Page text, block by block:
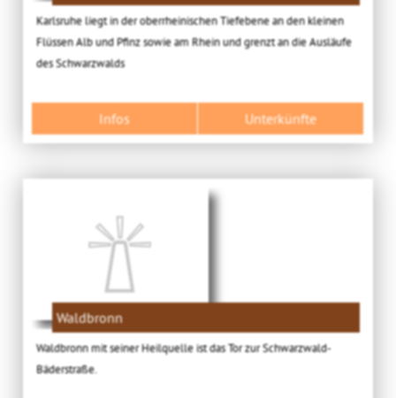
Karlsruhe liegt in der oberrheinischen Tiefebene an den kleinen
Flüssen Alb und Pfinz sowie am Rhein und grenzt an die Ausläufe
des Schwarzwalds
Infos Unterkünfte
Waldbronn
Waldbronn mit seiner Heilquelle ist das Tor zur Schwarzwald-
Bäderstraße.